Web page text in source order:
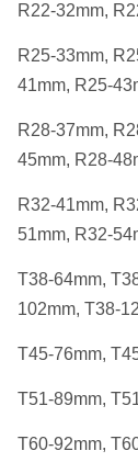
R22-32mm,
R25-33mm,
41mm, R25-
R28-37mm,
45mm, R28-
R32-41mm,
51mm, R32-
T38-64mm,
102mm, T38-
T45-76mm,
T51-89mm,
T60-92mm,